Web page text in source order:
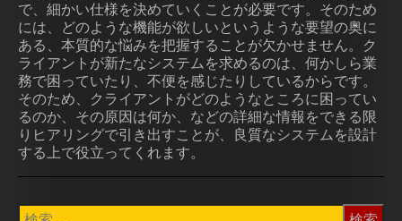
で、細かい仕様を決めていくことが必要です。そのため
には、どのような機能が欲しいというような要望の奥に
ある、本質的な悩みを把握することが欠かせません。ク
ライアントが新たなシステムを求めるのは、何かしら業
務で困っていたり、不便を感じたりしているからです。
そのため、クライアントがどのようなところに困ってい
るのか、その原因は何か、などの詳細な情報をできる限
りヒアリングで引き出すことが、良質なシステムを設計
する上で役立ってくれます。
検